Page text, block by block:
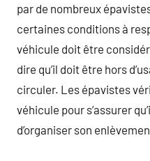
par de nombreux
certaines conditions à
véhicule doit être
dire qu’il doit être hors
circuler. Les épavistes
véhicule pour s’assurer
d’organiser son